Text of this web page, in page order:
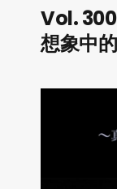
Vol.
想象中